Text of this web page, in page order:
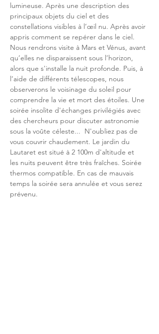
lumineuse. Après une description des
principaux objets du ciel et des
constellations visibles à l’œil nu. Après avoir
appris comment se repérer dans le ciel.
Nous rendrons visite à Mars et Vénus, avant
qu’elles ne disparaissent sous l’horizon,
alors que s'installe la nuit profonde. Puis, à
l’aide de différents télescopes, nous
observerons le voisinage du soleil pour
comprendre la vie et mort des étoiles. Une
soirée insolite d'échanges privilégiés avec
des chercheurs pour discuter astronomie
sous la voûte céleste...  N'oubliez pas de
vous couvrir chaudement. Le jardin du
Lautaret est situé à 2 100m d'altitude et
les nuits peuvent être très fraîches. Soirée
thermos compatible. En cas de mauvais
temps la soirée sera annulée et vous serez
prévenu.